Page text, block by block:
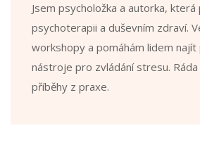
Jsem psycholožka a autorka, která
psychoterapii a duševním zdraví.
workshopy a pomáhám lidem najít
nástroje pro zvládání stresu.
příběhy z praxe.